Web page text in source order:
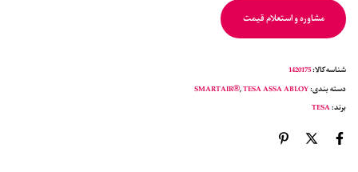
مشاوره و استعلام قیمت
شناسه کالا:1420175
دسته بندی:
SMARTAIR®,TESA ASSA ABLOY
برند:TESA